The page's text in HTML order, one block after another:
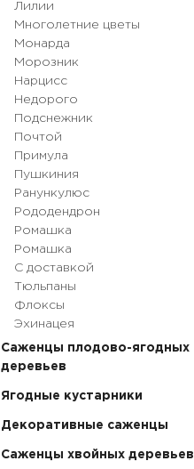
Лилии
Многолетние цветы
Монарда
Морозник
Нарцисс
Недорого
Подснежник
Почтой
Примула
Пушкиния
Ранункулюс
Рододендрон
Ромашка
Ромашка
С доставкой
Тюльпаны
Флоксы
Эхинацея
Саженцы плодово-ягодных
деревьев
Ягодные кустарники
Декоративные саженцы
Саженцы хвойных деревьев